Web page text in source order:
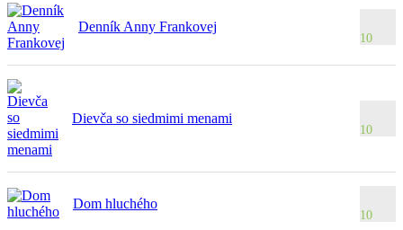
Denník Anny Frankovej
10
Dievča so siedmimi menami
10
Dom hluchého
10